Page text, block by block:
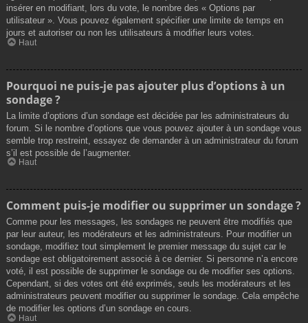
insérer en modifiant, lors du vote, le nombre des « Options par
utilisateur ». Vous pouvez également spécifier une limite de temps en
jours et autoriser ou non les utilisateurs à modifier leurs votes.
Haut
Pourquoi ne puis-je pas ajouter plus d’options à un
sondage ?
La limite d’options d’un sondage est décidée par les administrateurs du
forum. Si le nombre d’options que vous pouvez ajouter à un sondage vous
semble trop restreint, essayez de demander à un administrateur du forum
s’il est possible de l’augmenter.
Haut
Comment puis-je modifier ou supprimer un sondage ?
Comme pour les messages, les sondages ne peuvent être modifiés que
par leur auteur, les modérateurs et les administrateurs. Pour modifier un
sondage, modifiez tout simplement le premier message du sujet car le
sondage est obligatoirement associé à ce dernier. Si personne n’a encore
voté, il est possible de supprimer le sondage ou de modifier ses options.
Cependant, si des votes ont été exprimés, seuls les modérateurs et les
administrateurs peuvent modifier ou supprimer le sondage. Cela empêche
de modifier les options d’un sondage en cours.
Haut